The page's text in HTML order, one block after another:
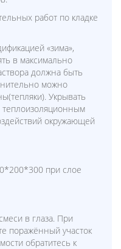
работ по кладке
«зима»,
в максимально
должна быть
можно
Укрывать
окружающей
при слое
в глаза. При
поражённый участок
обратитесь к